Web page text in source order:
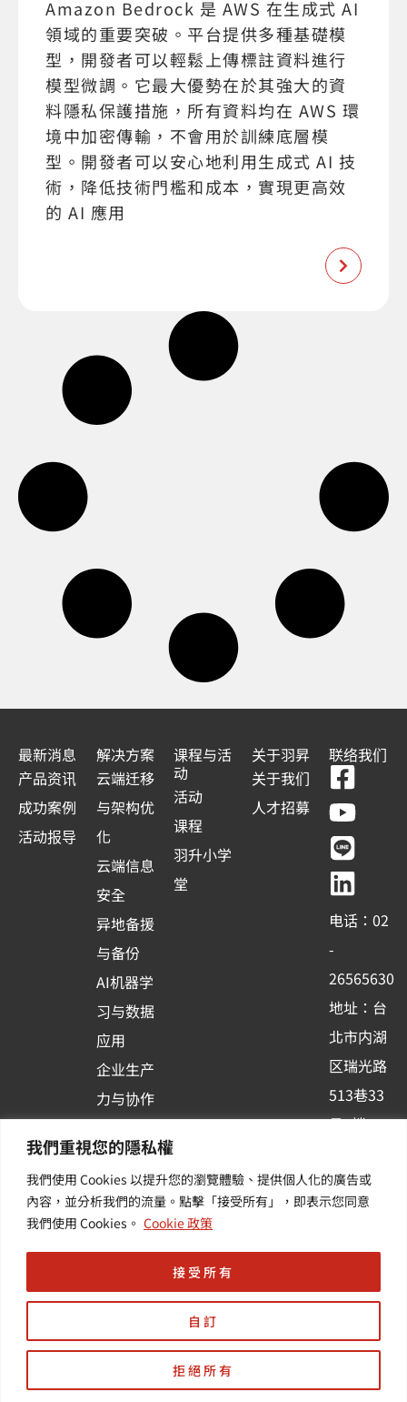
我們重視您的隱私權
我們使用 Cookies 以提升您的瀏覽體驗、提供個人化的廣告或
內容，並分析我們的流量。點擊「接受所有」，即表示您同意
我們使用 Cookies。 Cookie 政策
自訂
拒絕所有
接受所有
Amazon Bedrock 是 AWS 在生成式 AI
領域的重要突破。平台提供多種基礎模
型，開發者可以輕鬆上傳標註資料進行
模型微調。它最大優勢在於其強大的資
料隱私保護措施，所有資料均在 AWS 環
境中加密傳輸，不會用於訓練底層模
型。開發者可以安心地利用生成式 AI 技
術，降低技術門檻和成本，實現更高效
的 AI 應用
最新消息
产品资讯
成功案例
活动报导
解决方案
云端迁移
与架构优
化
云端信息
安全
异地备援
与备份
AI机器学
习与数据
应用
企业生产
力与协作
台应用
其他/增
值服务
课程与活
动
活动
课程
羽升小学
堂
关于羽昇
关于我们
人才招募
联络我们
F
a
c
e
b
o
o
k
-
s
q
u
a
r
Y
o
u
t
u
b
e
L
i
n
e
L
i
n
k
e
d
i
n
电话：02
-
26565630
地址：台
北市内湖
区瑞光路
513巷33
号6楼
新讯 | 提
供您最新
Copyright © 羽昇國際股份有限公司